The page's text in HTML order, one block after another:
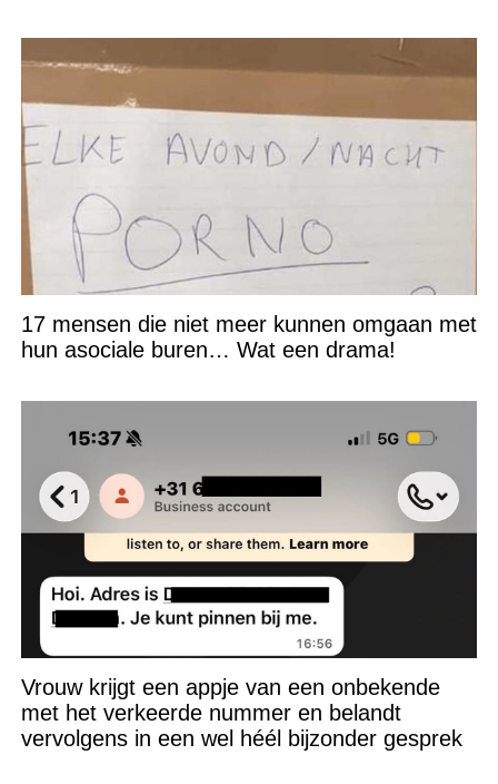
17 mensen die niet meer kunnen omgaan met
hun asociale buren… Wat een drama!
Vrouw krijgt een appje van een onbekende
met het verkeerde nummer en belandt
vervolgens in een wel héél bijzonder gesprek